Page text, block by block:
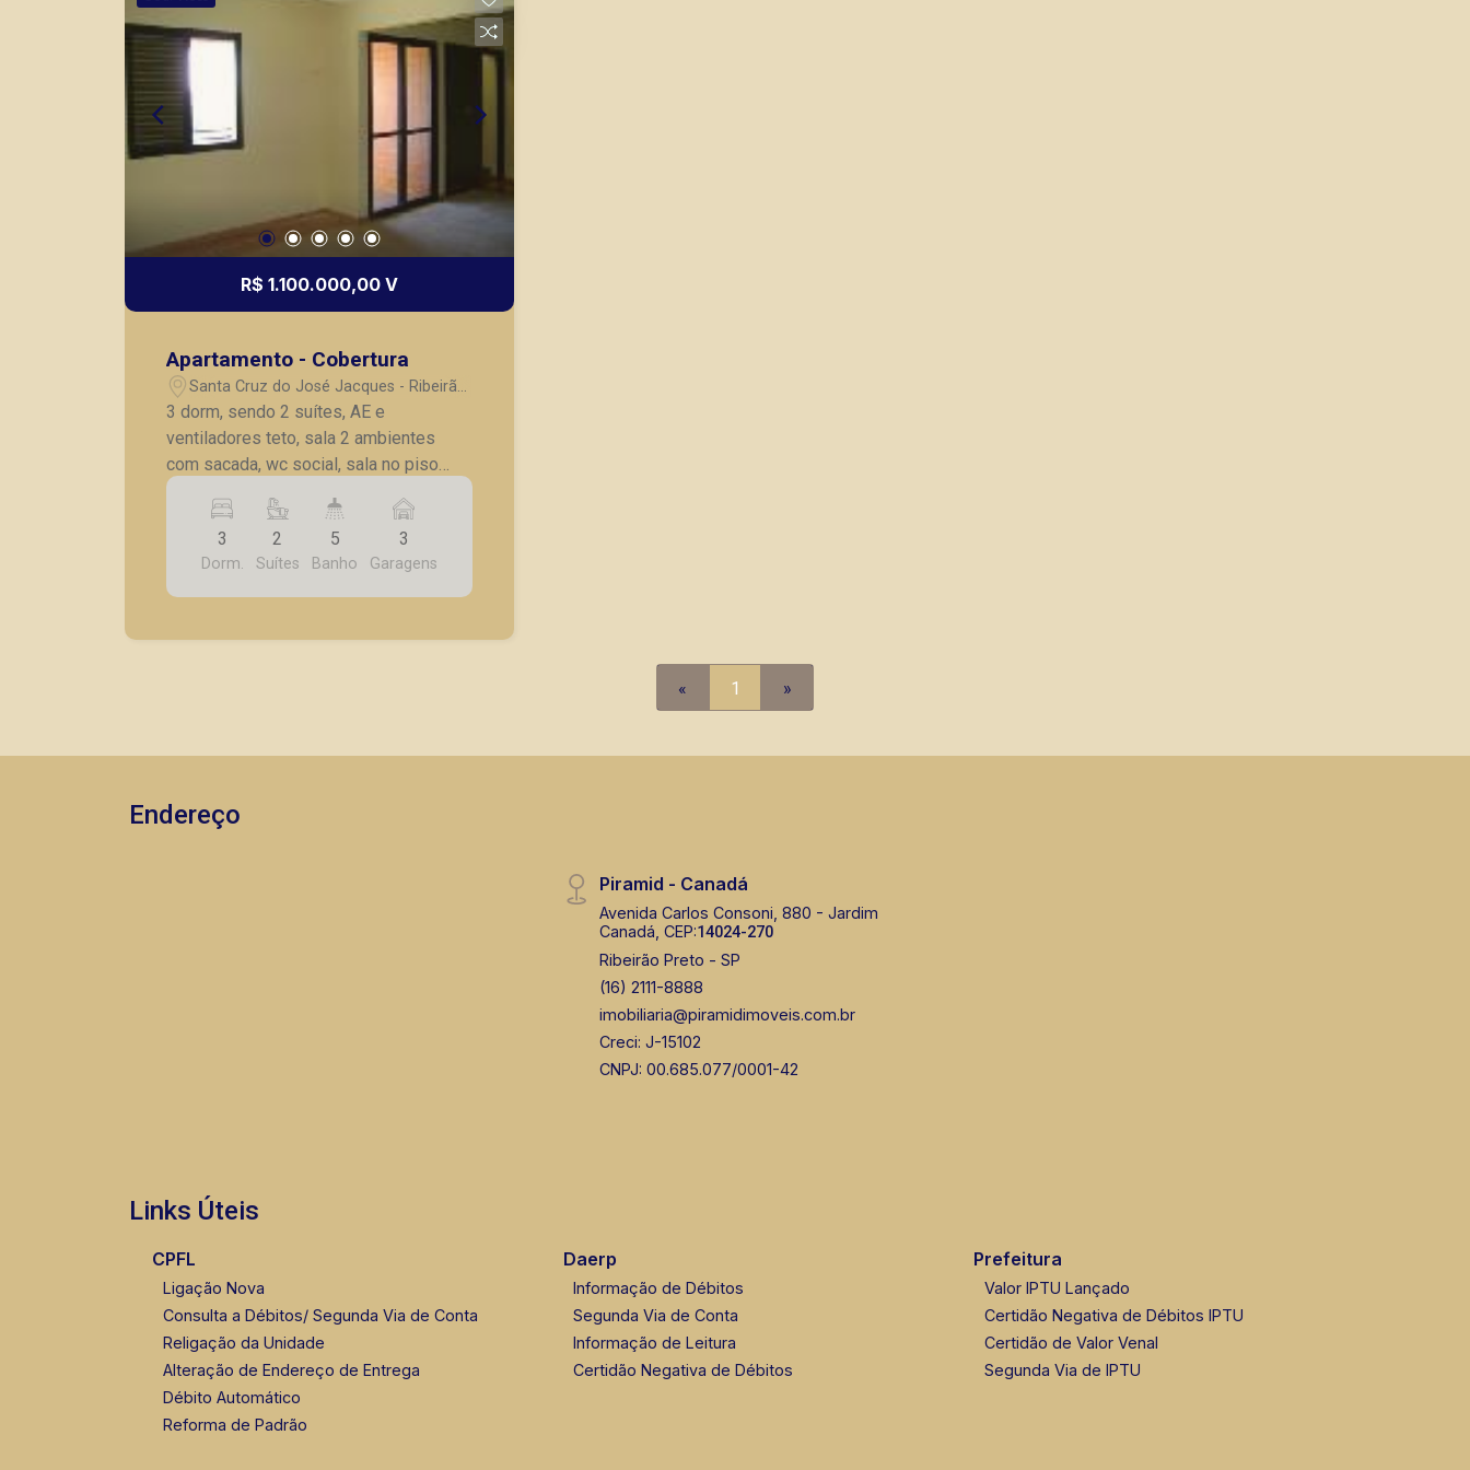
R$ 1.100.000,00 V
Apartamento - Cobertura
Santa Cruz do José Jacques - Ribeirão
Preto/SP
3 dorm, sendo 2 suítes, AE e
ventiladores teto, sala 2 ambientes
com sacada, wc social, sala no piso
supeior, cozinha planeajda,
dep.empregada, rico em armários,
piscina, 3 vagas garagem.
3
Dorm.
2
Suítes
5
Banho
3
Garagens
« 1 »
Endereço
Piramid - Canadá
Avenida Carlos Consoni, 880 - Jardim
Canadá, CEP:14024-270
Ribeirão Preto - SP
(16) 2111-8888
imobiliaria@piramidimoveis.com.br
Creci: J-15102
CNPJ: 00.685.077/0001-42
Links Úteis
CPFL
Ligação Nova
Consulta a Débitos/ Segunda Via de Conta
Religação da Unidade
Alteração de Endereço de Entrega
Débito Automático
Reforma de Padrão
Daerp
Informação de Débitos
Segunda Via de Conta
Informação de Leitura
Certidão Negativa de Débitos
Prefeitura
Valor IPTU Lançado
Certidão Negativa de Débitos IPTU
Certidão de Valor Venal
Segunda Via de IPTU